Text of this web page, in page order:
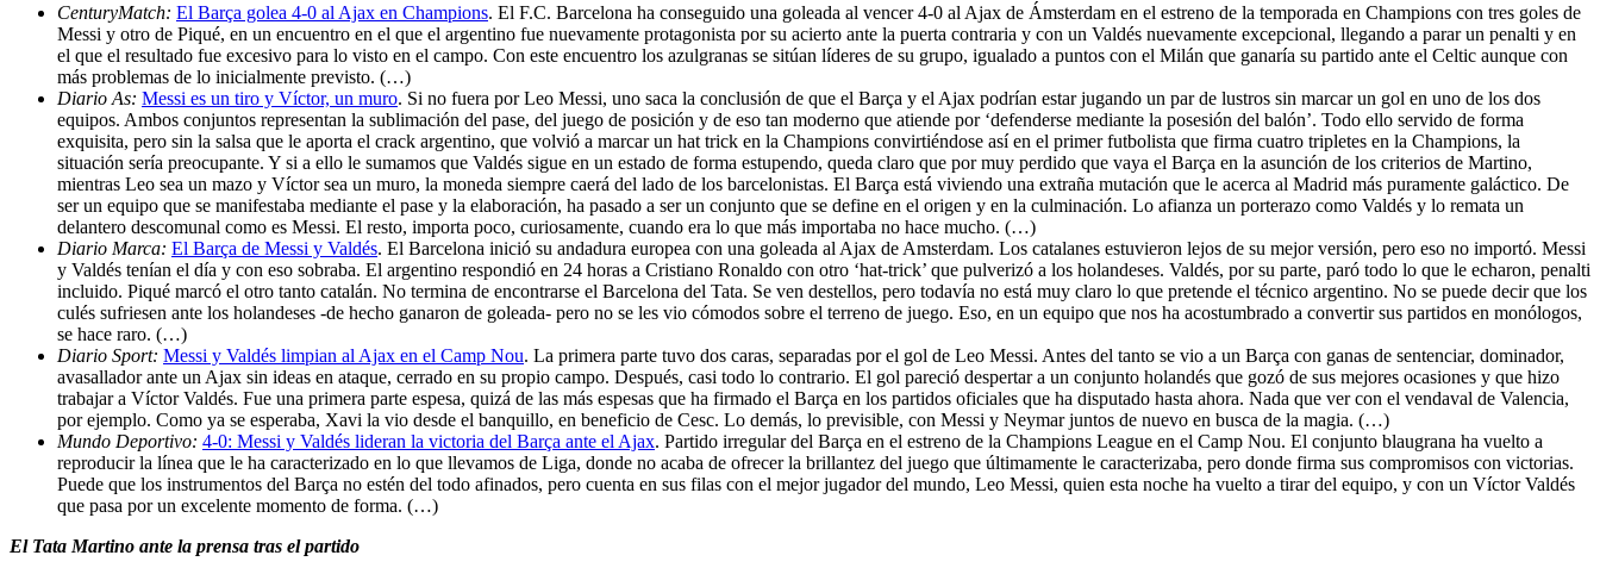
CenturyMatch: El Barça golea 4-0 al Ajax en Champions. El F.C. Barcelona ha conseguido una goleada al vencer 4-0 al Ajax de Ámsterdam en el estreno de la temporada en Champions con tres goles de
Messi y otro de Piqué, en un encuentro en el que el argentino fue nuevamente protagonista por su acierto ante la puerta contraria y con un Valdés nuevamente excepcional, llegando a parar un penalti y en
el que el resultado fue excesivo para lo visto en el campo. Con este encuentro los azulgranas se sitúan líderes de su grupo, igualado a puntos con el Milán que ganaría su partido ante el Celtic aunque con
más problemas de lo inicialmente previsto. (…)
Diario As: Messi es un tiro y Víctor, un muro. Si no fuera por Leo Messi, uno saca la conclusión de que el Barça y el Ajax podrían estar jugando un par de lustros sin marcar un gol en uno de los dos
equipos. Ambos conjuntos representan la sublimación del pase, del juego de posición y de eso tan moderno que atiende por ‘defenderse mediante la posesión del balón’. Todo ello servido de forma
exquisita, pero sin la salsa que le aporta el crack argentino, que volvió a marcar un hat trick en la Champions convirtiéndose así en el primer futbolista que firma cuatro tripletes en la Champions, la
situación sería preocupante. Y si a ello le sumamos que Valdés sigue en un estado de forma estupendo, queda claro que por muy perdido que vaya el Barça en la asunción de los criterios de Martino,
mientras Leo sea un mazo y Víctor sea un muro, la moneda siempre caerá del lado de los barcelonistas. El Barça está viviendo una extraña mutación que le acerca al Madrid más puramente galáctico. De
ser un equipo que se manifestaba mediante el pase y la elaboración, ha pasado a ser un conjunto que se define en el origen y en la culminación. Lo afianza un porterazo como Valdés y lo remata un
delantero descomunal como es Messi. El resto, importa poco, curiosamente, cuando era lo que más importaba no hace mucho. (…)
Diario Marca: El Barça de Messi y Valdés. El Barcelona inició su andadura europea con una goleada al Ajax de Amsterdam. Los catalanes estuvieron lejos de su mejor versión, pero eso no importó. Messi
y Valdés tenían el día y con eso sobraba. El argentino respondió en 24 horas a Cristiano Ronaldo con otro ‘hat-trick’ que pulverizó a los holandeses. Valdés, por su parte, paró todo lo que le echaron, penalti
incluido. Piqué marcó el otro tanto catalán. No termina de encontrarse el Barcelona del Tata. Se ven destellos, pero todavía no está muy claro lo que pretende el técnico argentino. No se puede decir que los
culés sufriesen ante los holandeses -de hecho ganaron de goleada- pero no se les vio cómodos sobre el terreno de juego. Eso, en un equipo que nos ha acostumbrado a convertir sus partidos en monólogos,
se hace raro. (…)
Diario Sport: Messi y Valdés limpian al Ajax en el Camp Nou. La primera parte tuvo dos caras, separadas por el gol de Leo Messi. Antes del tanto se vio a un Barça con ganas de sentenciar, dominador,
avasallador ante un Ajax sin ideas en ataque, cerrado en su propio campo. Después, casi todo lo contrario. El gol pareció despertar a un conjunto holandés que gozó de sus mejores ocasiones y que hizo
trabajar a Víctor Valdés. Fue una primera parte espesa, quizá de las más espesas que ha firmado el Barça en los partidos oficiales que ha disputado hasta ahora. Nada que ver con el vendaval de Valencia,
por ejemplo. Como ya se esperaba, Xavi la vio desde el banquillo, en beneficio de Cesc. Lo demás, lo previsible, con Messi y Neymar juntos de nuevo en busca de la magia. (…)
Mundo Deportivo: 4-0: Messi y Valdés lideran la victoria del Barça ante el Ajax. Partido irregular del Barça en el estreno de la Champions League en el Camp Nou. El conjunto blaugrana ha vuelto a
reproducir la línea que le ha caracterizado en lo que llevamos de Liga, donde no acaba de ofrecer la brillantez del juego que últimamente le caracterizaba, pero donde firma sus compromisos con victorias.
Puede que los instrumentos del Barça no estén del todo afinados, pero cuenta en sus filas con el mejor jugador del mundo, Leo Messi, quien esta noche ha vuelto a tirar del equipo, y con un Víctor Valdés
que pasa por un excelente momento de forma. (…)
El Tata Martino ante la prensa tras el partido